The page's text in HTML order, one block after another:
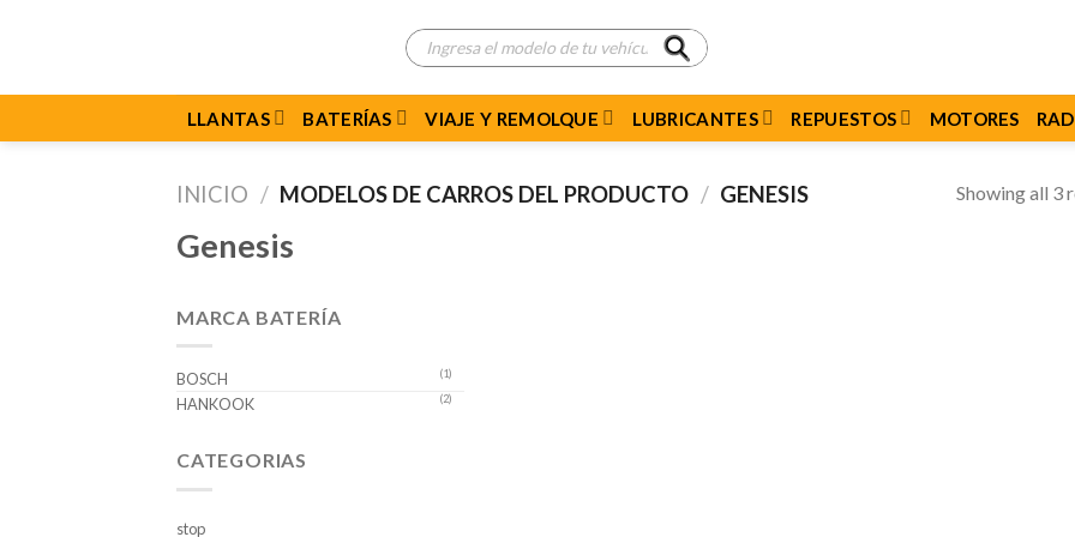
Búsqueda
de
productos
LLANTAS BATERÍAS VIAJE Y REMOLQUE LUBRICANTES REPUESTOS MOTORES
INICIO / MODELOS DE CARROS DEL PRODUCTO / GENESIS Showing all 3
Genesis
MARCA BATERÍA
BOSCH (1)
HANKOOK (2)
CATEGORIAS
stop